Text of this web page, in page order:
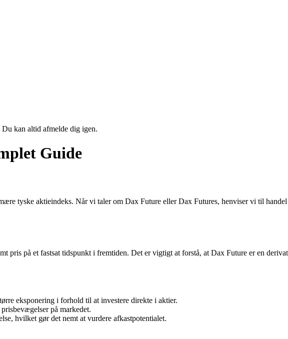
kan altid afmelde dig igen.
Guide
tyske aktieindeks. Når vi taler om Dax Future eller Dax Futures, henviser vi til
pris på et fastsat tidspunkt i fremtiden. Det er vigtigt at forstå, at Dax Future er en
eksponering i forhold til at investere direkte i aktier.
på markedet.
hvilket gør det nemt at vurdere afkastpotentialet.